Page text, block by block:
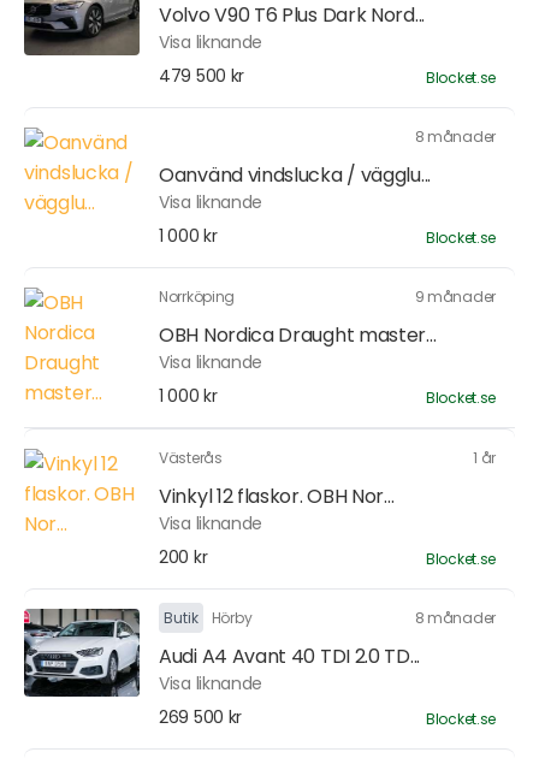
Volvo V90 T6 Plus Dark Nord...
Visa liknande
479 500 kr
Blocket.se
8 månader
Oanvänd vindslucka / vägglu...
Visa liknande
1 000 kr
Blocket.se
Norrköping 9 månader
OBH Nordica Draught master...
Visa liknande
1 000 kr
Blocket.se
Västerås 1 år
Vinkyl 12 flaskor. OBH Nor...
Visa liknande
200 kr
Blocket.se
Butik Hörby 8 månader
Audi A4 Avant 40 TDI 2.0 TD...
Visa liknande
269 500 kr
Blocket.se